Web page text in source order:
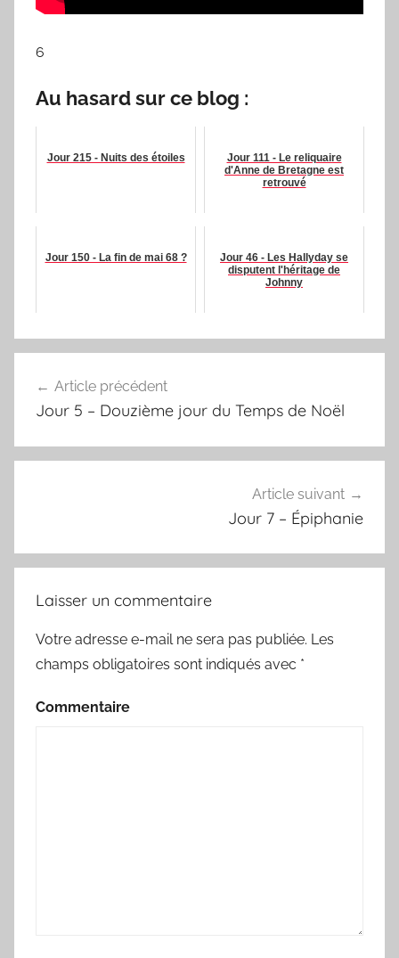
6
Au hasard sur ce blog :
Jour 215 - Nuits des étoiles
Jour 111 - Le reliquaire
d'Anne de Bretagne est
retrouvé
Jour 150 - La fin de mai 68 ?
Jour 46 - Les Hallyday se
disputent l'héritage de
Johnny
de
Article précédent
Jour 5 – Douzième jour du Temps de Noël
Article suivant
Jour 7 – Épiphanie
Laisser un commentaire
Votre adresse e-mail ne sera pas publiée. Les
champs obligatoires sont indiqués avec *
Commentaire